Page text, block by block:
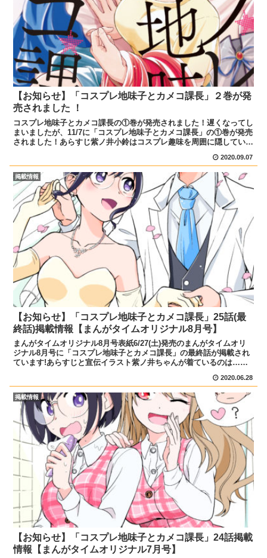
【お知らせ】「コスプレ地味子とカメコ課長」２巻が発
売されました ！
コスプレ地味子とカメコ課長の①巻が発売されました！遅くなってし
まいましたが、11/7に「コスプレ地味子とカメコ課長」の①巻が発売
されました！あらすじ紫ノ井小鈴はコスプレ趣味を周囲に隠している
2020.09.07
掲載情報
【お知らせ】「コスプレ地味子とカメコ課長」25話(最
終話)掲載情報【まんがタイムオリジナル8月号】
まんがタイムオリジナル8月号表紙6/27(土)発売のまんがタイムオリ
ジナル8月号に「コスプレ地味子とカメコ課長」の最終話が掲載され
ています!あらすじと宣伝イラスト紫ノ井ちゃんが着ているのは…ウ
2020.06.28
掲載情報
【お知らせ】「コスプレ地味子とカメコ課長」24話掲載
情報【まんがタイムオリジナル7月号】